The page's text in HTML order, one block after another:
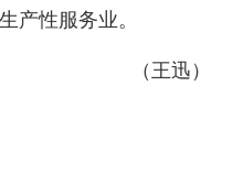
产性服务业。
（王迅）